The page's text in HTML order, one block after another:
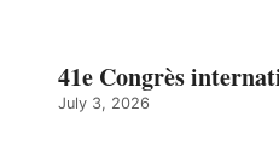
41e Congrès
July 3, 2026